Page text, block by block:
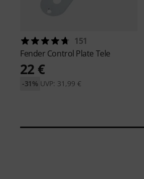
151
Fender Control Plate Tele
22 €
UVP: 31,99 €
-31%